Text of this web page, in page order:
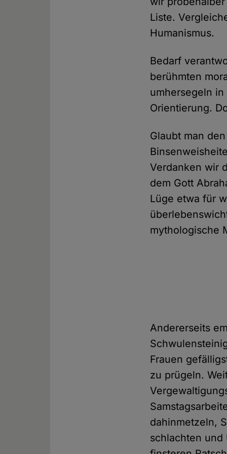
Liste.
Humanismus.
Bedarf
berühmten
umhersegeln in
Orientierung.
Glaubt man
Verdanken wir
dem Gott
Lüge etwa für
mythologische
Andererseits
Frauen
zu prügeln.
dahinmetzeln,
schlachten und